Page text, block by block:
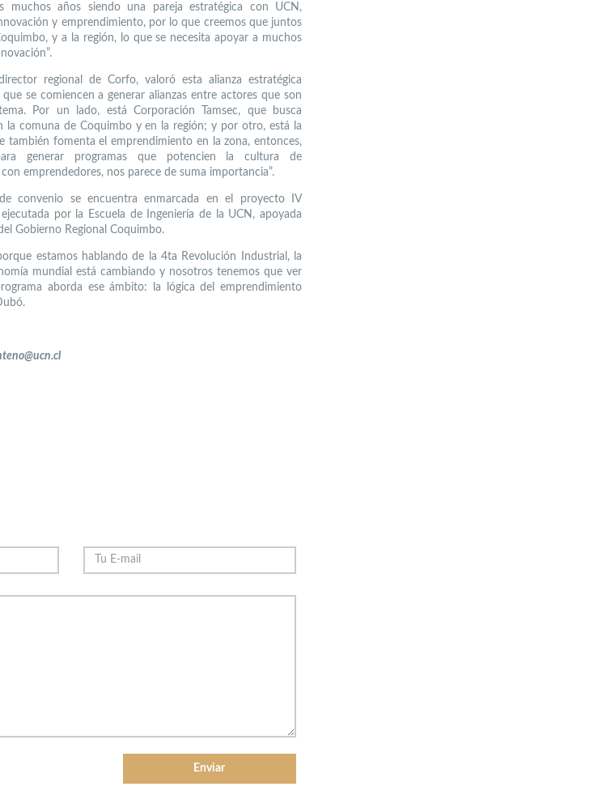
muchos años siendo una pareja estratégica con UCN,
y emprendimiento, por lo que creemos que juntos
y a la región, lo que se necesita apoyar a muchos
regional de Corfo, valoró esta alianza estratégica
se comiencen a generar alianzas entre actores que son
Por un lado, está Corporación Tamsec, que busca
la comuna de Coquimbo y en la región; y por otro, está la
también fomenta el emprendimiento en la zona, entonces,
generar programas que potencien la cultura de
emprendedores, nos parece de suma importancia”.
convenio se encuentra enmarcada en el proyecto IV
por la Escuela de Ingeniería de la UCN, apoyada
Gobierno Regional Coquimbo.
estamos hablando de la 4ta Revolución Industrial, la
mundial está cambiando y nosotros tenemos que ver
aborda ese ámbito: la lógica del emprendimiento